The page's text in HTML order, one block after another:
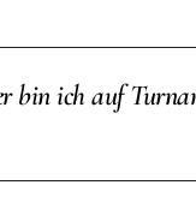
bin ich auf